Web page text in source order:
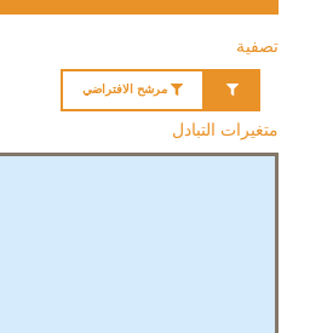
تصفية
مرشح الافتراضي
متغيرات التبادل